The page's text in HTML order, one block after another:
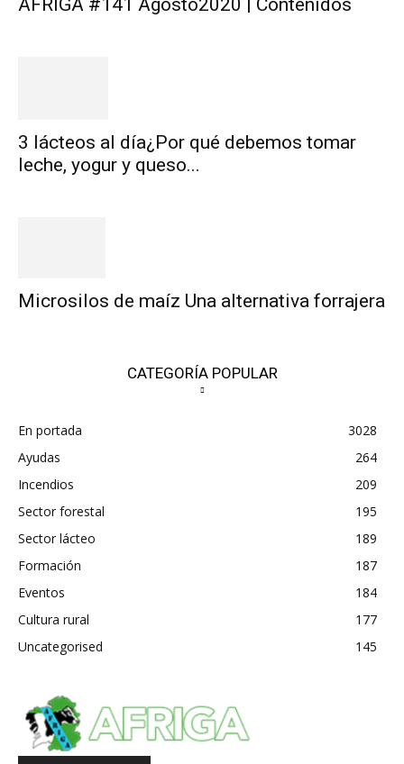
AFRIGA #141 Agosto2020 | Contenidos
3 lácteos al día¿Por qué debemos tomar
leche, yogur y queso...
Microsilos de maíz Una alternativa forrajera
CATEGORÍA POPULAR
En portada
3028
Ayudas
264
Incendios
209
Sector forestal
195
Sector lácteo
189
Formación
187
Eventos
184
Cultura rural
177
Uncategorised
145